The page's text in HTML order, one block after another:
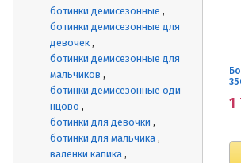
ботинки демисезонные
ботинки демисезонные для
девочек
ботинки демисезонные для
мальчиков
ботинки демисезонные оди
нцово
ботинки для девочки
ботинки для мальчика
валенки капика
1